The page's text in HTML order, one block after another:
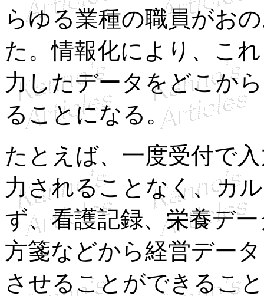
らゆる業種の職員がお
た。情報化により、こ
力したデータをどこか
ることになる。
たとえば、一度受付で
力されることなく、カ
ず、看護記録、栄養デ
方箋などから経営デー
させることができるこ